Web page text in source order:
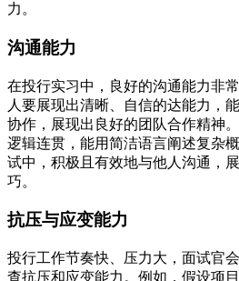
力。
沟通能力
在投行实习中，良好的沟通能力非
人要展现出清晰、自信的达能力，
协作，展现出良好的团队合作精神
逻辑连贯，能用简洁语言阐述复杂
试中，积极且有效地与他人沟通，
巧。
抗压与应变能力
投行工作节奏快、压力大，面试官
查抗压和应变能力。例如，假设项